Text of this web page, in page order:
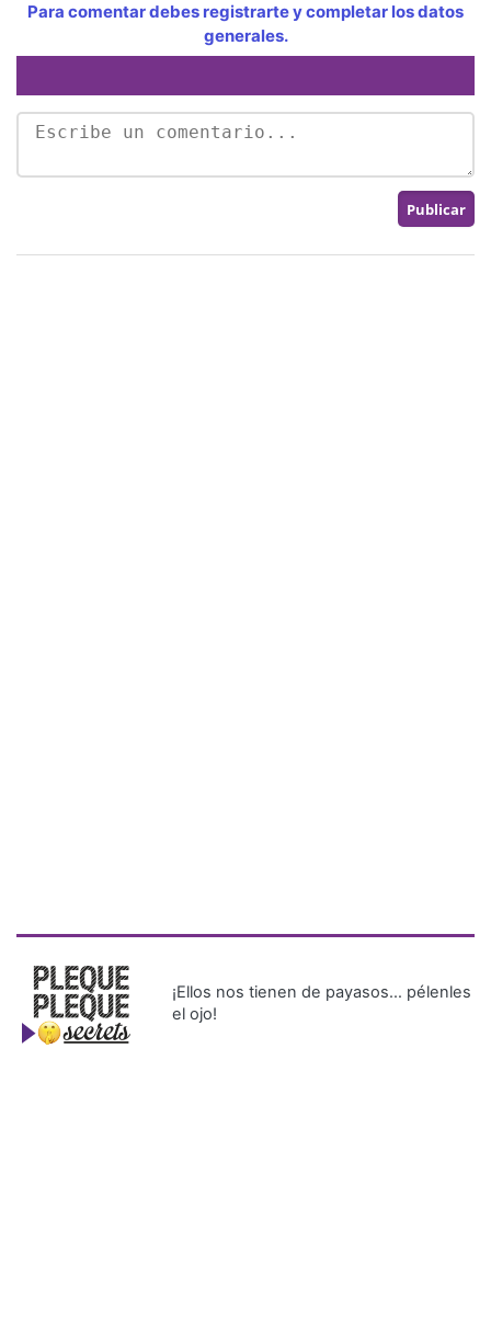
Para comentar debes registrarte y completar los datos
generales.
¡Ellos nos tienen de payasos… pélenles
el ojo!